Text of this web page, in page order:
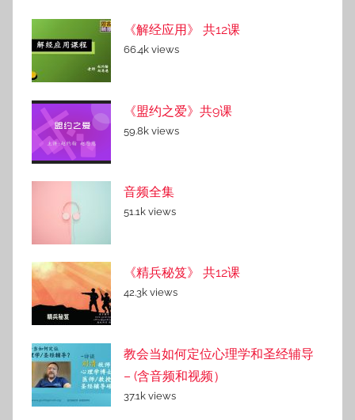
《解经应用》 共12课
66.4k views
《盟约之爱》共9课
59.8k views
音频全集
51.1k views
《精兵秘笈》 共12课
42.3k views
教会当如何定位心理学和圣经辅导
– (含音频和视频）
37.1k views